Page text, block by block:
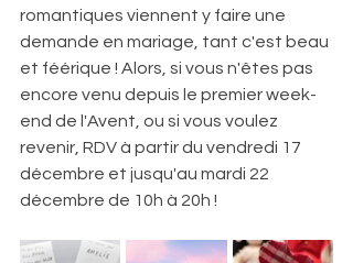
romantiques viennent y faire une
demande en mariage, tant c'est beau
et féérique ! Alors, si vous n'êtes pas
encore venu depuis le premier week-
end de l'Avent, ou si vous voulez
revenir, RDV à partir du vendredi 17
décembre et jusqu'au mardi 22
décembre de 10h à 20h !